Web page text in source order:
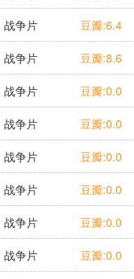
战争片 豆瓣:6.4
战争片 豆瓣:8.6
战争片 豆瓣:0.0
战争片 豆瓣:0.0
战争片 豆瓣:0.0
战争片 豆瓣:0.0
战争片 豆瓣:0.0
战争片 豆瓣:0.0